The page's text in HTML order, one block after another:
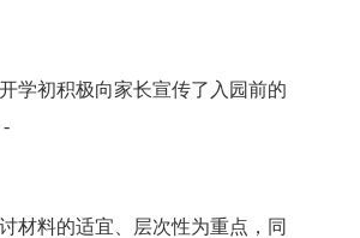
学初积极向家长宣传了入园前的
材料的适宜、层次性为重点，同